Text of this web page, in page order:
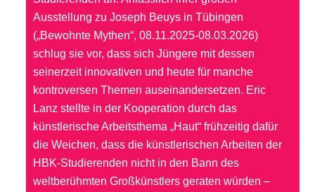
Ausstellung zu Joseph Beuys in Tübingen
(„Bewohnte Mythen“, 08.11.2025-08.03.2026)
schlug sie vor, dass sich Jüngere mit dessen
seinerzeit innovativen und heute für manche
kontroversen Themen auseinandersetzen. Eric
Lanz stellte in der Kooperation durch das
künstlerische Arbeitsthema „Haut“ frühzeitig dafür
die Weichen, dass die künstlerischen Arbeiten der
HBK-Studierenden nicht in den Bann des
weltberühmten Großkünstlers geraten würden –